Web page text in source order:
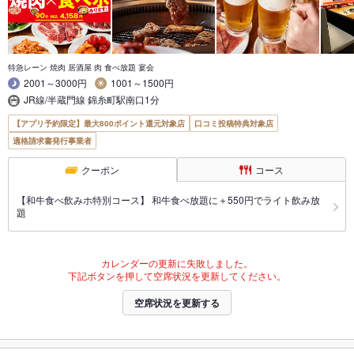
特急レーン 焼肉 居酒屋 肉 食べ放題 宴会
2001～3000円
1001～1500円
JR線/半蔵門線 錦糸町駅南口1分
【アプリ予約限定】最大800ポイント還元対象店
口コミ投稿特典対象店
適格請求書発行事業者
クーポン コース
【和牛食べ飲みホ特別コース】 和牛食べ放題に＋550円でライト飲み放
題
カレンダーの更新に失敗しました。
下記ボタンを押して空席状況を更新してください。
空席状況を更新する